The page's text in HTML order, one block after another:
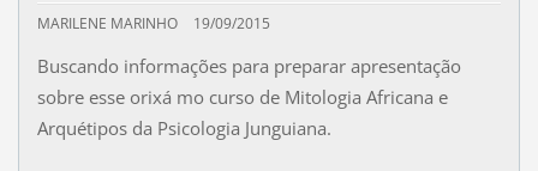
MARILENE MARINHO 19/09/2015
Buscando informações para preparar apresentação
sobre esse orixá mo curso de Mitologia Africana e
Arquétipos da Psicologia Junguiana.